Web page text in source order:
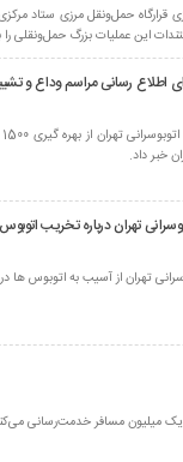
حمل‌ونقل مرزی ستاد مرکزی
خبر داد.
تهران درباره تخریب اتوبوس ها
تهران از آسیب به اتوبوس ها در